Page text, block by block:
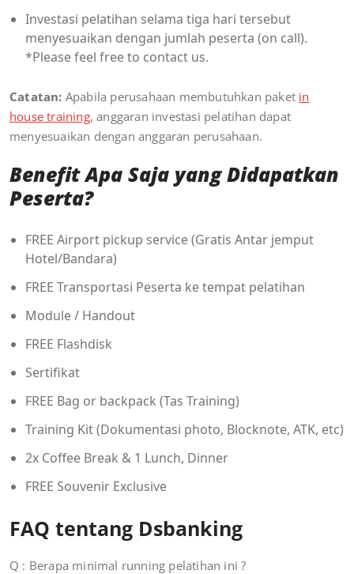
Investasi pelatihan selama tiga hari tersebut
menyesuaikan dengan jumlah peserta (on call).
*Please feel free to contact us.
Catatan: Apabila perusahaan membutuhkan paket in
house training, anggaran investasi pelatihan dapat
menyesuaikan dengan anggaran perusahaan.
Benefit Apa Saja yang Didapatkan
Peserta?
FREE Airport pickup service (Gratis Antar jemput
Hotel/Bandara)
FREE Transportasi Peserta ke tempat pelatihan
Module / Handout
FREE Flashdisk
Sertifikat
FREE Bag or backpack (Tas Training)
Training Kit (Dokumentasi photo, Blocknote, ATK, etc)
2x Coffee Break & 1 Lunch, Dinner
FREE Souvenir Exclusive
FAQ tentang Dsbanking
Q : Berapa minimal running pelatihan ini ?